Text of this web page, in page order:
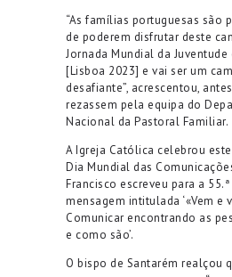
“As famílias portuguesas são
de poderem disfrutar deste
Jornada Mundial da
[Lisboa 2023] e vai ser um
desafiante”, acrescentou,
rezassem pela equipa do
Nacional da Pastoral Familiar.
A Igreja Católica celebrou
Dia Mundial das
Francisco escreveu para a
mensagem intitulada ‘«Vem e
Comunicar encontrando as
e como são’.
O bispo de Santarém realçou